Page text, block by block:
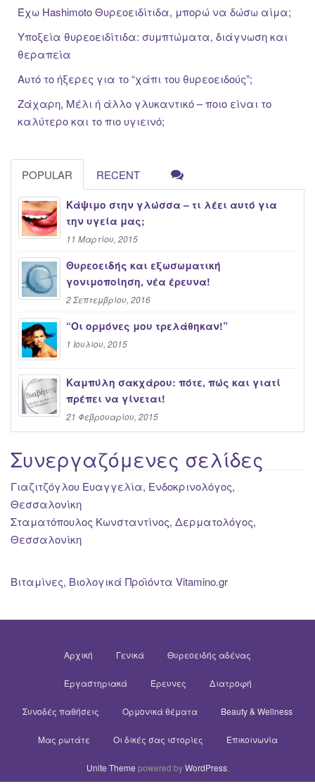
Έχω Hashimoto Θυρεοειδίτιδα, μπορώ να δώσω αίμα;
Υποξεία θυρεοειδίτιδα: συμπτώματα, διάγνωση και
θεραπεία
Αυτό το ήξερες για το “χάπι του θυρεοειδούς”;
Ζάχαρη, Μέλι ή άλλο γλυκαντικό – ποιο είναι το
καλύτερο και το πιο υγιεινό;
POPULAR RECENT
Κάψιμο στην γλώσσα – τι λέει αυτό για
την υγεία μας;
11 Μαρτίου, 2015
Θυρεοειδής και εξωσωματική
γονιμοποίηση, νέα έρευνα!
2 Σεπτεμβρίου, 2016
“Oι ορμόνες μου τρελάθηκαν!”
1 Ιουλίου, 2015
Καμπύλη σακχάρου: πότε, πώς και γιατί
πρέπει να γίνεται!
21 Φεβρουαρίου, 2015
Συνεργαζόμενες σελίδες
Γιαζιτζόγλου Ευαγγελία, Ενδοκρινολόγος,
Θεσσαλονίκη
Σταματόπουλος Κωνσταντίνος, Δερματολόγος,
Θεσσαλονίκη
Βιταμίνες, Βιολογικά Προϊόντα Vitamino.gr
Αρχική Γενικά Θυρεοειδής αδένας
Εργαστηριακά Έρευνες Διατροφή
Συνοδές παθήσεις Ορμονικά θέματα Beauty & Wellness
Μας ρωτάτε Οι δικές σας ιστορίες Επικοινωνία
Unite Theme powered byWordPress.